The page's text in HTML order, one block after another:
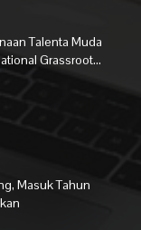
Talenta Muda
Grassroot...
Masuk Tahun